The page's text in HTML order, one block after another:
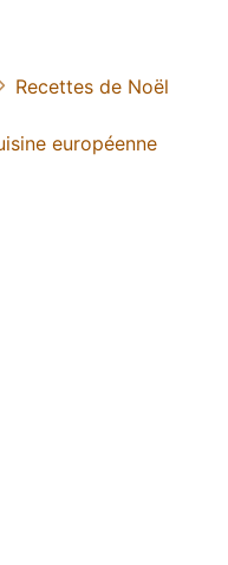
Recettes de Noël
européenne